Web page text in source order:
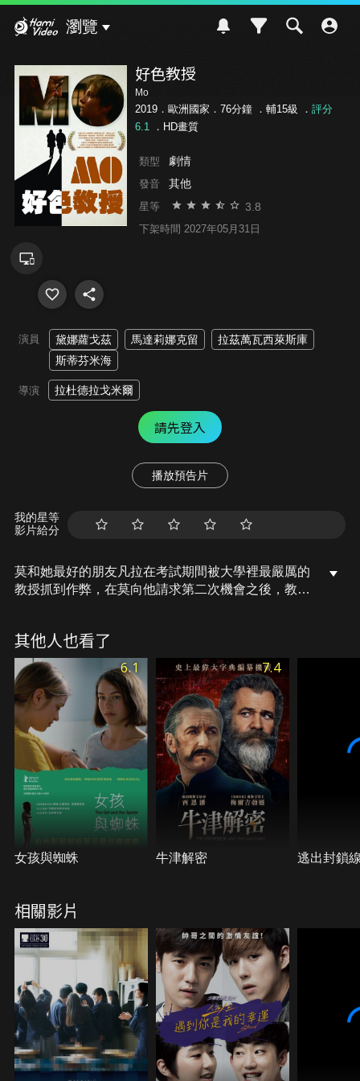
瀏覽
好色教授
Mo
2019．歐洲國家．76分鐘 ． 輔15級 ． 評分
6.1．HD畫質
類型 劇情
發音 其他
星等 3.8
下架時間 2027年05月31日
演員 黛娜蘿戈茲 馬達莉娜克留
拉茲萬瓦西萊斯庫
斯蒂芬米海
導演 拉杜德拉戈米爾
請先登入
播放預告片
我的星等
影片給分
莫和她最好的朋友凡拉在考試期間被大學裡最嚴厲的
教授抓到作弊，在莫向他請求第二次機會之後，教授
遊戲…
其他人也看了
6.1
女孩與蜘蛛
7.4
牛津解密 逃出封鎖
相關影片